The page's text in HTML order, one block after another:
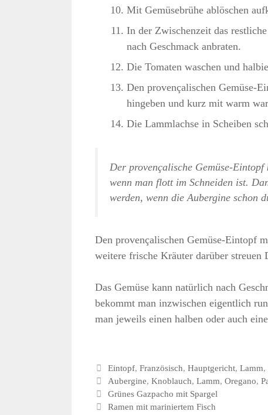
Mit Gemüsebrühe ablöschen
In der Zwischenzeit das
nach Geschmack anbraten.
Die Tomaten waschen und
Den provençalischen Gemüse-
hingeben und kurz mit warm
Die Lammlachse in Scheiben
Der provençalische Gemüse-
wenn man flott im Schneiden ist.
werden, wenn die Aubergine schon
Den provençalischen Gemüse-Eintopf
weitere frische Kräuter darüber streuen
Das Gemüse kann natürlich nach
bekommt man inzwischen eigentlich
man jeweils einen halben oder auch
Kategorien
Eintopf,Französisch,Hauptgericht,Lamm,
Schlagwörter
Aubergine,Knoblauch,Lamm,Oregano,
Grünes Gazpacho mit Spargel
Ramen mit mariniertem Fisch